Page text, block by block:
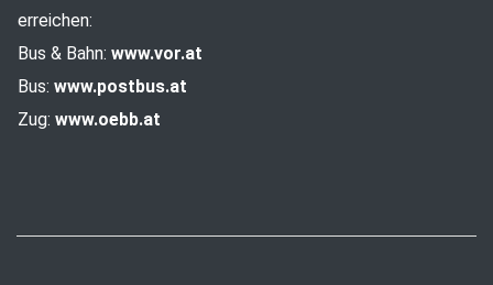
erreichen:
Bus & Bahn: www.vor.at
Bus: www.postbus.at
Zug: www.oebb.at